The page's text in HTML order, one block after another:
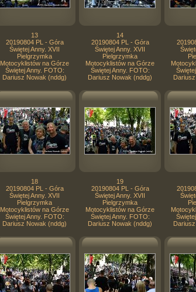
13
20190804 PL - Góra
Świętej Anny. XVII
Pielgrzymka
Motocyklistów na Górze
Świętej Anny. FOTO:
Dariusz Nowak (nddg)
14
20190804 PL - Góra
Świętej Anny. XVII
Pielgrzymka
Motocyklistów na Górze
Świętej Anny. FOTO:
Dariusz Nowak (nddg)
18
20190804 PL - Góra
Świętej Anny. XVII
Pielgrzymka
Motocyklistów na Górze
Świętej Anny. FOTO:
Dariusz Nowak (nddg)
19
20190804 PL - Góra
Świętej Anny. XVII
Pielgrzymka
Motocyklistów na Górze
Świętej Anny. FOTO:
Dariusz Nowak (nddg)